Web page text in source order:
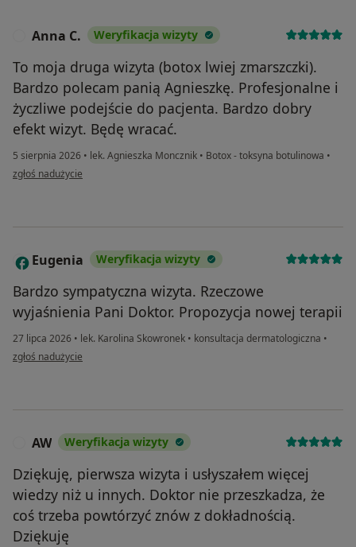
Anna C. Weryfikacja wizyty
To moja druga wizyta (botox lwiej zmarszczki).
Bardzo polecam panią Agnieszkę. Profesjonalne i
życzliwe podejście do pacjenta. Bardzo dobry
efekt wizyt. Będę wracać.
5 sierpnia 2026 • lek. Agnieszka Moncznik • Botox - toksyna botulinowa •
w opinii użytkownika Anna C.
zgłoś nadużycie
E Eugenia Weryfikacja wizyty
Bardzo sympatyczna wizyta. Rzeczowe
wyjaśnienia Pani Doktor. Propozycja nowej terapii
27 lipca 2026 • lek. Karolina Skowronek • konsultacja dermatologiczna •
w opinii użytkownika Eugenia
zgłoś nadużycie
AW Weryfikacja wizyty
Dziękuję, pierwsza wizyta i usłyszałem więcej
wiedzy niż u innych. Doktor nie przeszkadza, że
coś trzeba powtórzyć znów z dokładnością.
Dziękuję